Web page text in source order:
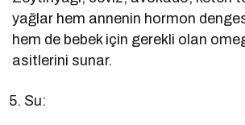
yağlar hem annenin hormon
hem de bebek için gerekli olan
asitlerini sunar.
Su: